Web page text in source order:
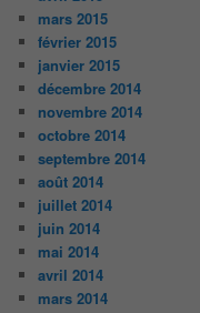
mars 2015
février 2015
janvier 2015
décembre 2014
novembre 2014
octobre 2014
septembre 2014
août 2014
juillet 2014
juin 2014
mai 2014
avril 2014
mars 2014